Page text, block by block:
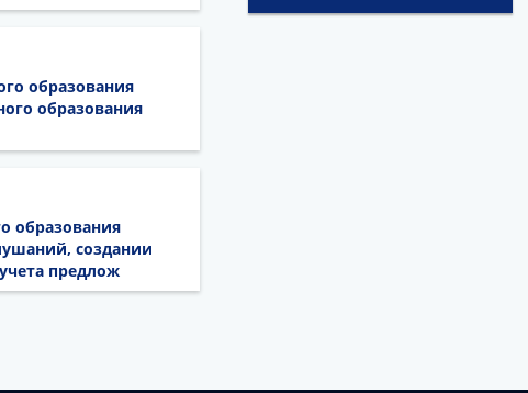
образования
образования
образования
создании
предлож